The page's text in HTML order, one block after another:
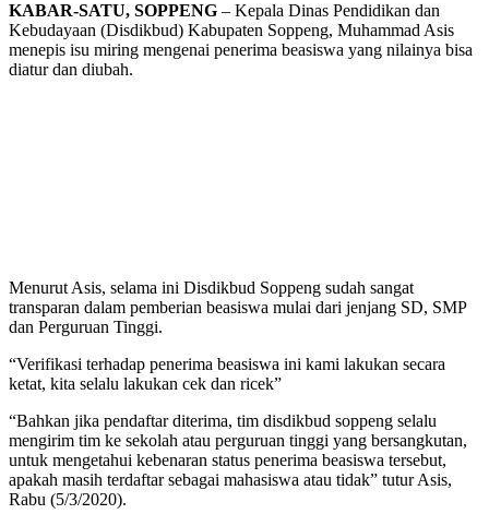
KABAR-SATU, SOPPENG – Kepala Dinas Pendidikan dan
Kebudayaan (Disdikbud) Kabupaten Soppeng, Muhammad Asis
menepis isu miring mengenai penerima beasiswa yang nilainya bisa
diatur dan diubah.
Menurut Asis, selama ini Disdikbud Soppeng sudah sangat
transparan dalam pemberian beasiswa mulai dari jenjang SD, SMP
dan Perguruan Tinggi.
“Verifikasi terhadap penerima beasiswa ini kami lakukan secara
ketat, kita selalu lakukan cek dan ricek”
“Bahkan jika pendaftar diterima, tim disdikbud soppeng selalu
mengirim tim ke sekolah atau perguruan tinggi yang bersangkutan,
untuk mengetahui kebenaran status penerima beasiswa tersebut,
apakah masih terdaftar sebagai mahasiswa atau tidak” tutur Asis,
Rabu (5/3/2020).